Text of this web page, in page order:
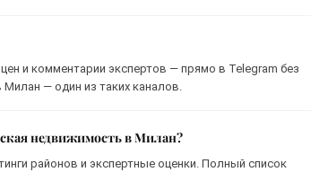
и комментарии экспертов — прямо в Telegram без
— один из таких каналов.
недвижимость в Милан?
районов и экспертные оценки. Полный список